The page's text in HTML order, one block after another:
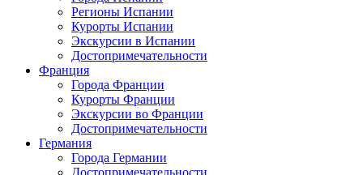
Регионы Испании
Курорты Испании
Экскурсии в Испании
Достопримечательности
Франция
Города Франции
Курорты Франции
Экскурсии во Франции
Достопримечательности
Германия
Города Германии
Достопримечательности